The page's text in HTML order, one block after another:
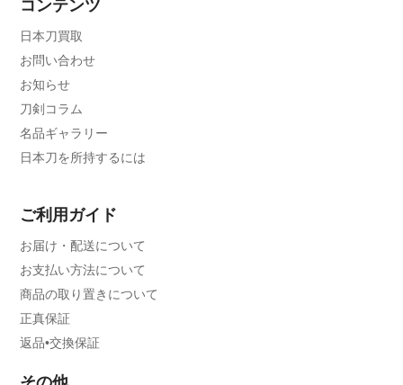
コンテンツ
日本刀買取
お問い合わせ
お知らせ
刀剣コラム
名品ギャラリー
日本刀を所持するには
ご利用ガイド
お届け・配送について
お支払い方法について
商品の取り置きについて
正真保証
返品•交換保証